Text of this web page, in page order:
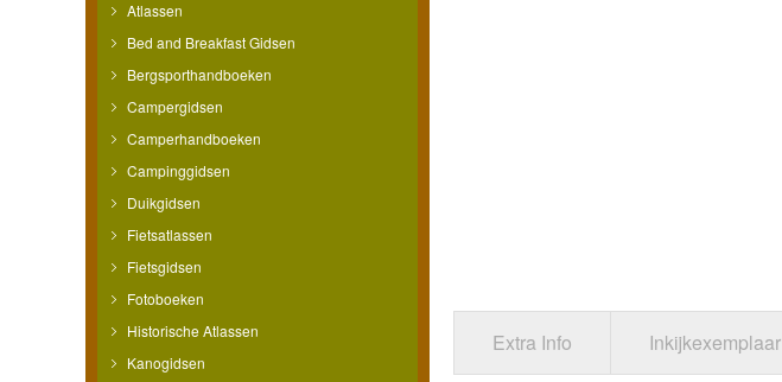
Atlassen
Bed and Breakfast Gidsen
Bergsporthandboeken
Campergidsen
Camperhandboeken
Campinggidsen
Duikgidsen
Fietsatlassen
Fietsgidsen
Fotoboeken
Historische Atlassen
Kanogidsen
Extra Info Inkijkexemplaar